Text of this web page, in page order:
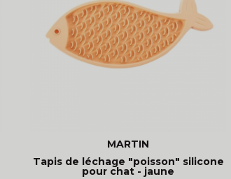
MARTIN
Tapis de léchage "poisson" silicone
pour chat - jaune